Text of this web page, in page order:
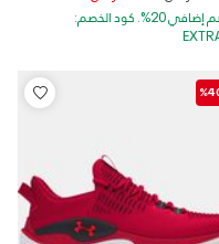
*خصم إضافي 20%. كود الخصم: